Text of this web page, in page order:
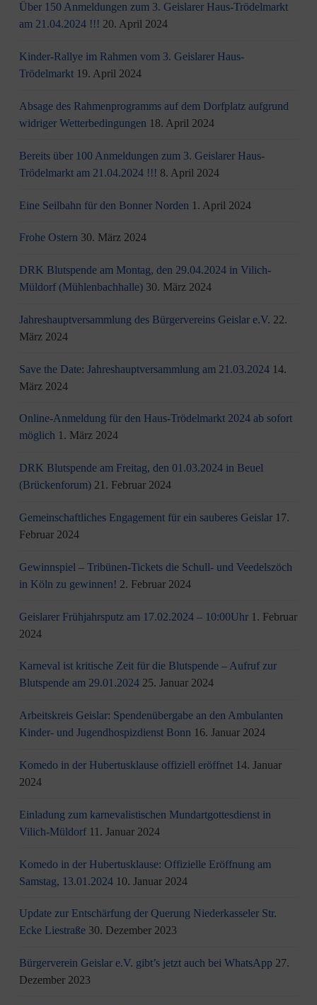
Über 150 Anmeldungen zum 3. Geislarer Haus-Trödelmarkt
am 21.04.2024 !!! 20. April 2024
Kinder-Rallye im Rahmen vom 3. Geislarer Haus-
Trödelmarkt 19. April 2024
Absage des Rahmenprogramms auf dem Dorfplatz aufgrund
widriger Wetterbedingungen 18. April 2024
Bereits über 100 Anmeldungen zum 3. Geislarer Haus-
Trödelmarkt am 21.04.2024 !!! 8. April 2024
Eine Seilbahn für den Bonner Norden 1. April 2024
Frohe Ostern 30. März 2024
DRK Blutspende am Montag, den 29.04.2024 in Vilich-
Müldorf (Mühlenbachhalle) 30. März 2024
Jahreshauptversammlung des Bürgervereins Geislar e.V. 22.
März 2024
Save the Date: Jahreshauptversammlung am 21.03.2024 14.
März 2024
Online-Anmeldung für den Haus-Trödelmarkt 2024 ab sofort
möglich 1. März 2024
DRK Blutspende am Freitag, den 01.03.2024 in Beuel
(Brückenforum) 21. Februar 2024
Gemeinschaftliches Engagement für ein sauberes Geislar 17.
Februar 2024
Gewinnspiel – Tribünen-Tickets die Schull- und Veedelszöch
in Köln zu gewinnen! 2. Februar 2024
Geislarer Frühjahrsputz am 17.02.2024 – 10:00Uhr 1. Februar
2024
Karneval ist kritische Zeit für die Blutspende – Aufruf zur
Blutspende am 29.01.2024 25. Januar 2024
Arbeitskreis Geislar: Spendenübergabe an den Ambulanten
Kinder- und Jugendhospizdienst Bonn 16. Januar 2024
Komedo in der Hubertusklause offiziell eröffnet 14. Januar
2024
Einladung zum karnevalistischen Mundartgottesdienst in
Vilich-Müldorf 11. Januar 2024
Komedo in der Hubertusklause: Offizielle Eröffnung am
Samstag, 13.01.2024 10. Januar 2024
Update zur Entschärfung der Querung Niederkasseler Str.
Ecke Liestraße 30. Dezember 2023
Bürgerverein Geislar e.V. gibt’s jetzt auch bei WhatsApp 27.
Dezember 2023